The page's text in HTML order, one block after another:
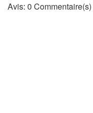
Avis: 0